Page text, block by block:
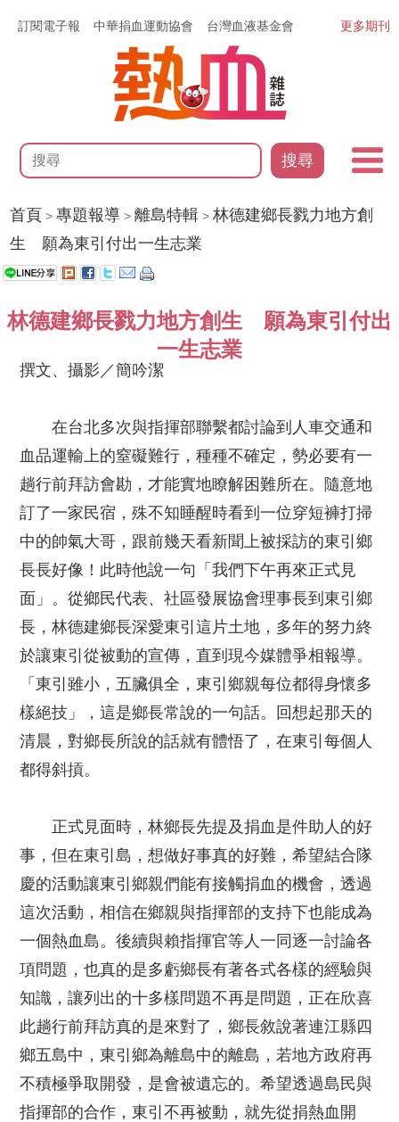
訂閱電子報 中華捐血運動協會 台灣血液基金會
搜尋
更多期刊
首頁 >專題報導 >離島特輯 >林德建鄉長戮力地方創
生 願為東引付出一生志業
林德建鄉長戮力地方創生 願為東引付出
一生志業
撰文、攝影／簡吟潔
在台北多次與指揮部聯繫都討論到人車交通和
血品運輸上的窒礙難行，種種不確定，勢必要有一
趟行前拜訪會勘，才能實地瞭解困難所在。隨意地
訂了一家民宿，殊不知睡醒時看到一位穿短褲打掃
中的帥氣大哥，跟前幾天看新聞上被採訪的東引鄉
長長好像！此時他說一句「我們下午再來正式見
面」。從鄉民代表、社區發展協會理事長到東引鄉
長，林德建鄉長深愛東引這片土地，多年的努力終
於讓東引從被動的宣傳，直到現今媒體爭相報導。
「東引雖小，五臟俱全，東引鄉親每位都得身懷多
樣絕技」，這是鄉長常說的一句話。回想起那天的
清晨，對鄉長所說的話就有體悟了，在東引每個人
都得斜摃。
正式見面時，林鄉長先提及捐血是件助人的好
事，但在東引島，想做好事真的好難，希望結合隊
慶的活動讓東引鄉親們能有接觸捐血的機會，透過
這次活動，相信在鄉親與指揮部的支持下也能成為
一個熱血島。後續與賴指揮官等人一同逐一討論各
項問題，也真的是多虧鄉長有著各式各樣的經驗與
知識，讓列出的十多樣問題不再是問題，正在欣喜
此趟行前拜訪真的是來對了，鄉長敘說著連江縣四
鄉五島中，東引鄉為離島中的離島，若地方政府再
不積極爭取開發，是會被遺忘的。希望透過島民與
指揮部的合作，東引不再被動，就先從捐熱血開